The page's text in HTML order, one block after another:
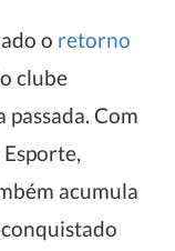
o retorno
clube
Com
acumula